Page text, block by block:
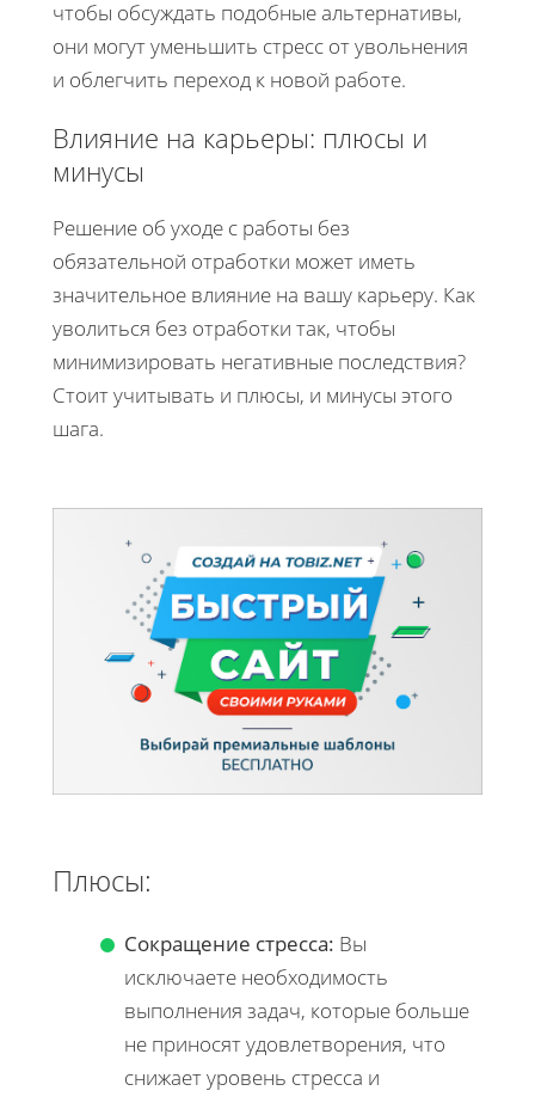
чтобы обсуждать подобные альтернативы,
они могут уменьшить стресс от увольнения
и облегчить переход к новой работе.
Влияние на карьеры: плюсы и
минусы
Решение об уходе с работы без
обязательной отработки может иметь
значительное влияние на вашу карьеру. Как
уволиться без отработки так, чтобы
минимизировать негативные последствия?
Стоит учитывать и плюсы, и минусы этого
шага.
Плюсы:
Сокращение стресса: Вы
исключаете необходимость
выполнения задач, которые больше
не приносят удовлетворения, что
снижает уровень стресса и